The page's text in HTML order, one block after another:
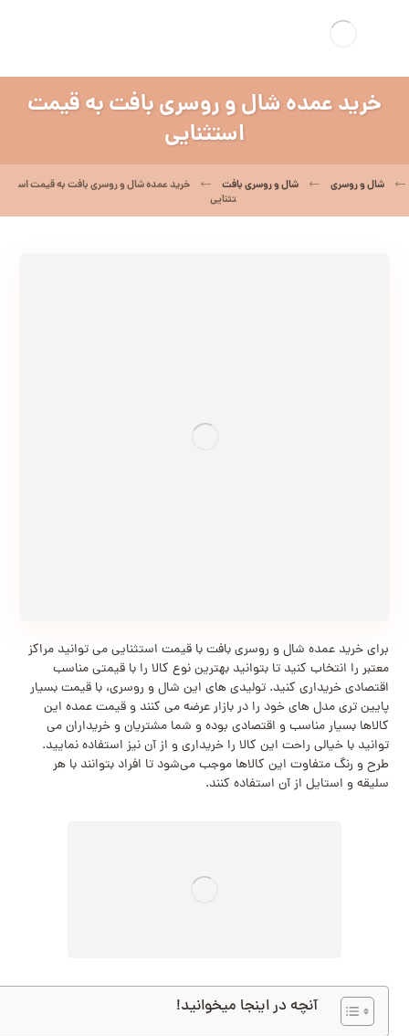
خرید عمده شال و روسری بافت به قیمت
استثنایی
شال و روسری شال و روسری بافت
خرید عمده شال و روسری بافت به قیمت اس
تثنایی
برای خرید عمده شال و روسری بافت با قیمت استثنایی می توانید مراکز
معتبر را انتخاب کنید تا بتوانید بهترین نوع کالا را با قیمتی مناسب
اقتصادی خریداری کنید. تولیدی های این شال و روسری، با قیمت بسیار
پایین تری مدل های خود را در بازار عرضه می‌ کنند و قیمت عمده این
کالاها بسیار مناسب و اقتصادی بوده و شما مشتریان و خریداران می
توانید با خیالی راحت این کالا را خریداری و از آن نیز استفاده نمایید.
طرح و رنگ متفاوت این کالاها موجب می‌شود تا افراد بتوانند با هر
سلیقه و استایل از آن استفاده کنند.
آنچه در اینجا میخوانید!